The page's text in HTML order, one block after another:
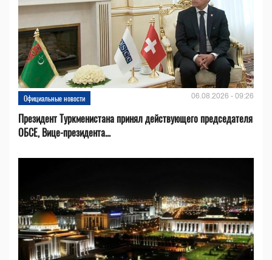
Официальные новости 06.08.2026 - 09:26
Президент Туркменистана принял действующего председателя
ОБСЕ, Вице-президента...